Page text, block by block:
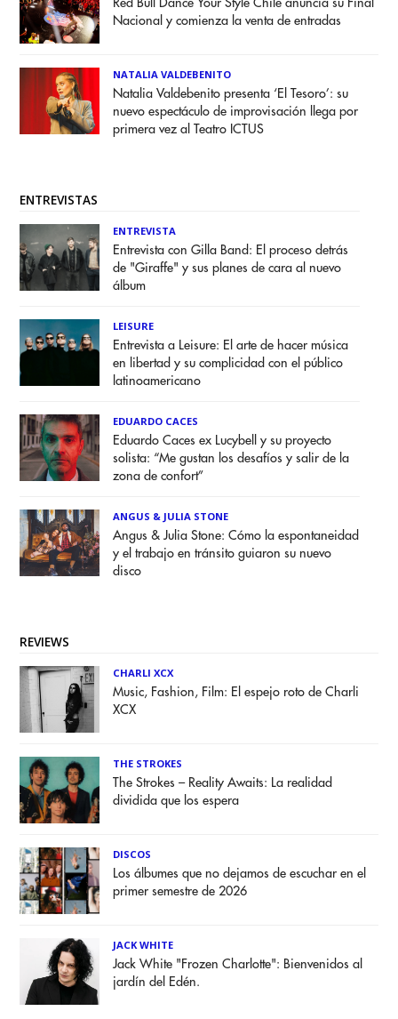
Red Bull Dance Your Style Chile anuncia su Final
Nacional y comienza la venta de entradas
NATALIA VALDEBENITO
Natalia Valdebenito presenta ‘El Tesoro’: su
nuevo espectáculo de improvisación llega por
primera vez al Teatro ICTUS
ENTREVISTAS
ENTREVISTA
Entrevista con Gilla Band: El proceso detrás
de "Giraffe" y sus planes de cara al nuevo
álbum
LEISURE
Entrevista a Leisure: El arte de hacer música
en libertad y su complicidad con el público
latinoamericano
EDUARDO CACES
Eduardo Caces ex Lucybell y su proyecto
solista: “Me gustan los desafíos y salir de la
zona de confort”
ANGUS & JULIA STONE
Angus & Julia Stone: Cómo la espontaneidad
y el trabajo en tránsito guiaron su nuevo
disco
REVIEWS
CHARLI XCX
Music, Fashion, Film: El espejo roto de Charli
XCX
THE STROKES
The Strokes – Reality Awaits: La realidad
dividida que los espera
DISCOS
Los álbumes que no dejamos de escuchar en el
primer semestre de 2026
JACK WHITE
Jack White "Frozen Charlotte": Bienvenidos al
jardín del Edén.